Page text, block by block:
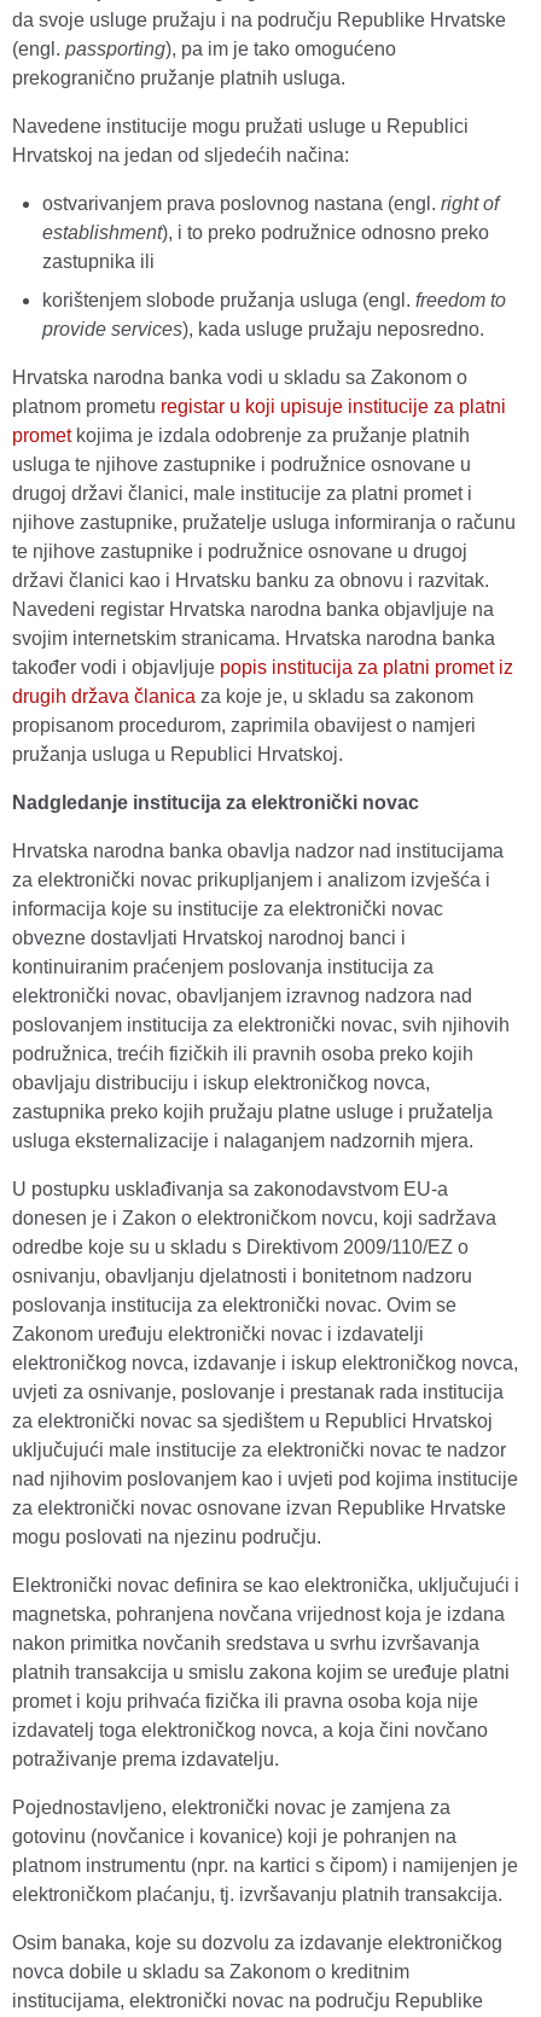
da svoje usluge pružaju i na području Republike Hrvatske
(engl. passporting), pa im je tako omogućeno
prekogranično pružanje platnih usluga.
Navedene institucije mogu pružati usluge u Republici
Hrvatskoj na jedan od sljedećih načina:
ostvarivanjem prava poslovnog nastana (engl. right of
establishment), i to preko podružnice odnosno preko
zastupnika ili
korištenjem slobode pružanja usluga (engl. freedom to
provide services), kada usluge pružaju neposredno.
Hrvatska narodna banka vodi u skladu sa Zakonom o
platnom prometu registar u koji upisuje institucije za platni
prometkojima je izdala odobrenje za pružanje platnih
usluga te njihove zastupnike i podružnice osnovane u
drugoj državi članici, male institucije za platni promet i
njihove zastupnike, pružatelje usluga informiranja o računu
te njihove zastupnike i podružnice osnovane u drugoj
državi članici kao i Hrvatsku banku za obnovu i razvitak.
Navedeni registar Hrvatska narodna banka objavljuje na
svojim internetskim stranicama. Hrvatska narodna banka
također vodi i objavljuje popis institucija za platni promet iz
drugih država članica za koje je, u skladu sa zakonom
propisanom procedurom, zaprimila obavijest o namjeri
pružanja usluga u Republici Hrvatskoj.
Nadgledanje institucija za elektronički novac
Hrvatska narodna banka obavlja nadzor nad institucijama
za elektronički novac prikupljanjem i analizom izvješća i
informacija koje su institucije za elektronički novac
obvezne dostavljati Hrvatskoj narodnoj banci i
kontinuiranim praćenjem poslovanja institucija za
elektronički novac, obavljanjem izravnog nadzora nad
poslovanjem institucija za elektronički novac, svih njihovih
podružnica, trećih fizičkih ili pravnih osoba preko kojih
obavljaju distribuciju i iskup elektroničkog novca,
zastupnika preko kojih pružaju platne usluge i pružatelja
usluga eksternalizacije i nalaganjem nadzornih mjera.
U postupku usklađivanja sa zakonodavstvom EU-a
donesen je i Zakon o elektroničkom novcu, koji sadržava
odredbe koje su u skladu s Direktivom 2009/110/EZ o
osnivanju, obavljanju djelatnosti i bonitetnom nadzoru
poslovanja institucija za elektronički novac. Ovim se
Zakonom uređuju elektronički novac i izdavatelji
elektroničkog novca, izdavanje i iskup elektroničkog novca,
uvjeti za osnivanje, poslovanje i prestanak rada institucija
za elektronički novac sa sjedištem u Republici Hrvatskoj
uključujući male institucije za elektronički novac te nadzor
nad njihovim poslovanjem kao i uvjeti pod kojima institucije
za elektronički novac osnovane izvan Republike Hrvatske
mogu poslovati na njezinu području.
Elektronički novac definira se kao elektronička, uključujući i
magnetska, pohranjena novčana vrijednost koja je izdana
nakon primitka novčanih sredstava u svrhu izvršavanja
platnih transakcija u smislu zakona kojim se uređuje platni
promet i koju prihvaća fizička ili pravna osoba koja nije
izdavatelj toga elektroničkog novca, a koja čini novčano
potraživanje prema izdavatelju.
Pojednostavljeno, elektronički novac je zamjena za
gotovinu (novčanice i kovanice) koji je pohranjen na
platnom instrumentu (npr. na kartici s čipom) i namijenjen je
elektroničkom plaćanju, tj. izvršavanju platnih transakcija.
Osim banaka, koje su dozvolu za izdavanje elektroničkog
novca dobile u skladu sa Zakonom o kreditnim
institucijama, elektronički novac na području Republike